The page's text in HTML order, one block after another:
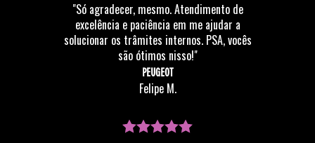
"Só agradecer, mesmo. Atendimento de
excelência e paciência em me ajudar a
solucionar os trâmites internos. PSA, vocês
são ótimos nisso!"
PEUGEOT
Felipe M.